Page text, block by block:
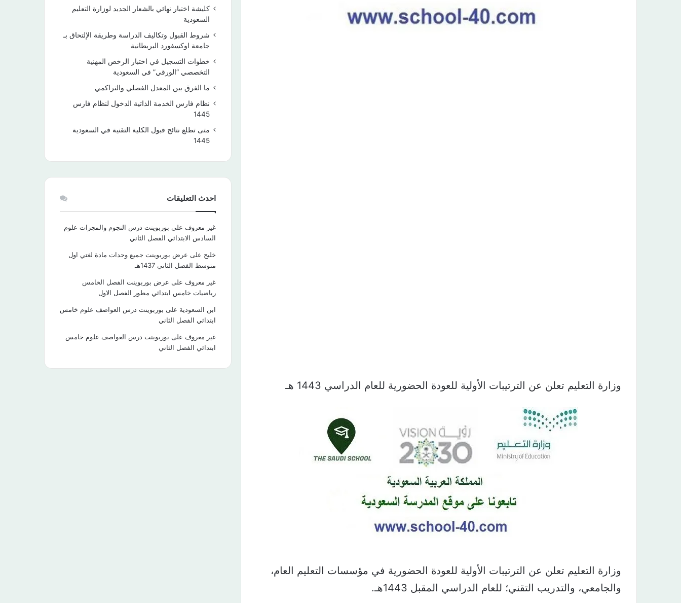
وزارة التعليم تعلن عن الترتيبات الأولية للعودة الحضورية للعام الدراسي 1443 هـ
وزارة التعليم تعلن عن الترتيبات الأولية للعودة الحضورية في مؤسسات التعليم العام،
والجامعي، والتدريب التقني؛ للعام الدراسي المقبل 1443هـ.
كليشة اختبار نهائي بالشعار الجديد لوزارة التعليم
السعودية
شروط القبول وتكاليف الدراسة وطريقة الإلتحاق بـ
جامعة اوكسفورد البريطانية
خطوات التسجيل في اختبار الرخص المهنية
التخصصي “الورقي” في السعودية
ما الفرق بين المعدل الفصلي والتراكمي
نظام فارس الخدمة الذاتية الدخول لنظام فارس
1445
متى تطلع نتائج قبول الكلية التقنية في السعودية
1445
احدث التعليقات
غير معروف على بوربوينت درس النجوم والمجرات علوم
السادس الابتدائي الفصل الثاني
خليج على عرض بوربوينت جميع وحدات مادة لغتي اول
متوسط الفصل الثاني 1437هـ
غير معروف على عرض بوربوينت الفصل الخامس
رياضيات خامس ابتدائي مطور الفصل الاول
ابن السعودية على بوربوينت درس العواصف علوم خامس
ابتدائي الفصل الثاني
غير معروف على بوربوينت درس العواصف علوم خامس
ابتدائي الفصل الثاني